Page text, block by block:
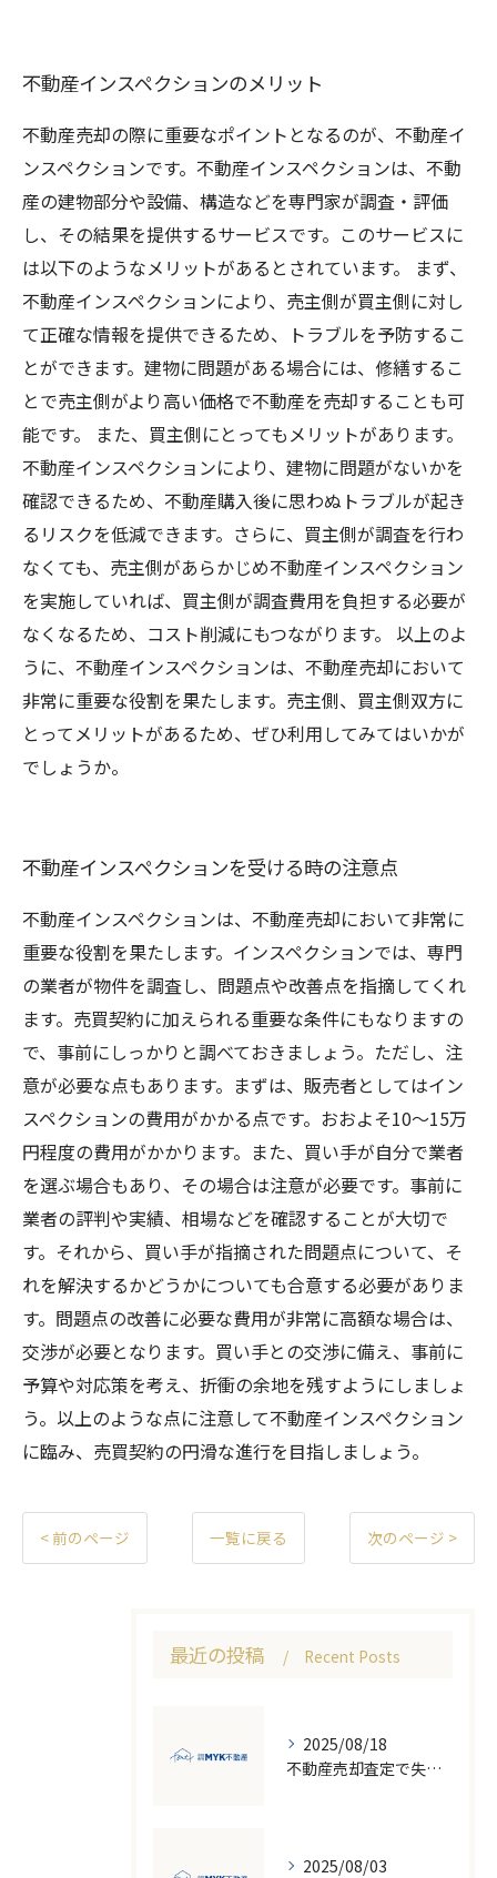
不動産インスペクションのメリット
不動産売却の際に重要なポイントとなるのが、不動産イ
ンスペクションです。不動産インスペクションは、不動
産の建物部分や設備、構造などを専門家が調査・評価
し、その結果を提供するサービスです。このサービスに
は以下のようなメリットがあるとされています。 まず、
不動産インスペクションにより、売主側が買主側に対し
て正確な情報を提供できるため、トラブルを予防するこ
とができます。建物に問題がある場合には、修繕するこ
とで売主側がより高い価格で不動産を売却することも可
能です。 また、買主側にとってもメリットがあります。
不動産インスペクションにより、建物に問題がないかを
確認できるため、不動産購入後に思わぬトラブルが起き
るリスクを低減できます。さらに、買主側が調査を行わ
なくても、売主側があらかじめ不動産インスペクション
を実施していれば、買主側が調査費用を負担する必要が
なくなるため、コスト削減にもつながります。 以上のよ
うに、不動産インスペクションは、不動産売却において
非常に重要な役割を果たします。売主側、買主側双方に
とってメリットがあるため、ぜひ利用してみてはいかが
でしょうか。
不動産インスペクションを受ける時の注意点
不動産インスペクションは、不動産売却において非常に
重要な役割を果たします。インスペクションでは、専門
の業者が物件を調査し、問題点や改善点を指摘してくれ
ます。売買契約に加えられる重要な条件にもなりますの
で、事前にしっかりと調べておきましょう。ただし、注
意が必要な点もあります。まずは、販売者としてはイン
スペクションの費用がかかる点です。おおよそ10～15万
円程度の費用がかかります。また、買い手が自分で業者
を選ぶ場合もあり、その場合は注意が必要です。事前に
業者の評判や実績、相場などを確認することが大切で
す。それから、買い手が指摘された問題点について、そ
れを解決するかどうかについても合意する必要がありま
す。問題点の改善に必要な費用が非常に高額な場合は、
交渉が必要となります。買い手との交渉に備え、事前に
予算や対応策を考え、折衝の余地を残すようにしましょ
う。以上のような点に注意して不動産インスペクション
に臨み、売買契約の円滑な進行を目指しましょう。
< 前のページ 一覧に戻る 次のページ >
最近の投稿 Recent Posts
2025/08/18
不動産売却査定で失敗しないための価格比較とNG行為回避ガイド
2025/08/03